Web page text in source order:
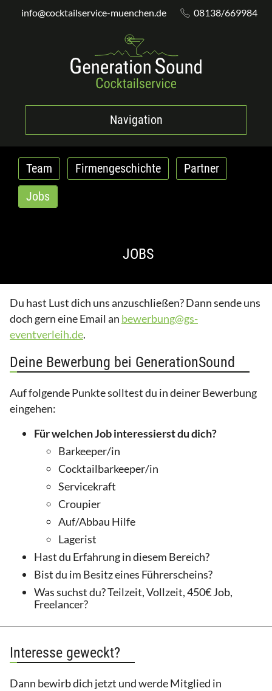
08138/669984
info@cocktailservice-muenchen.de
Navigation
Team Firmengeschichte
Partner
Jobs
JOBS
Du hast Lust dich uns anzuschließen? Dann sende uns
doch gern eine Email an bewerbung@gs-
eventverleih.de.
Deine Bewerbung bei GenerationSound
Auf folgende Punkte solltest du in deiner Bewerbung
eingehen:
Für welchen Job interessierst du dich?
Barkeeper/in
Cocktailbarkeeper/in
Servicekraft
Croupier
Auf/Abbau Hilfe
Lagerist
Hast du Erfahrung in diesem Bereich?
Bist du im Besitz eines Führerscheins?
Was suchst du? Teilzeit, Vollzeit, 450€ Job,
Freelancer?
Interesse geweckt?
Dann bewirb dich jetzt und werde Mitglied in